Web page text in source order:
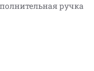
ручка